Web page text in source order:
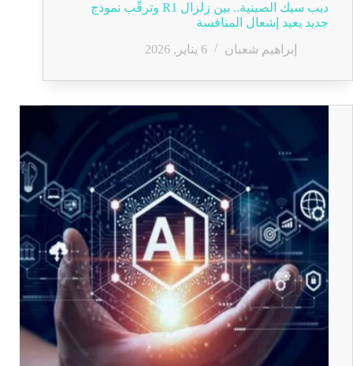
ديب سيك الصينية.. بين زلزال R1 وترقّب نموذج
جديد يعيد إشعال المنافسة
إبراهيم شعبان
6 يناير, 2026